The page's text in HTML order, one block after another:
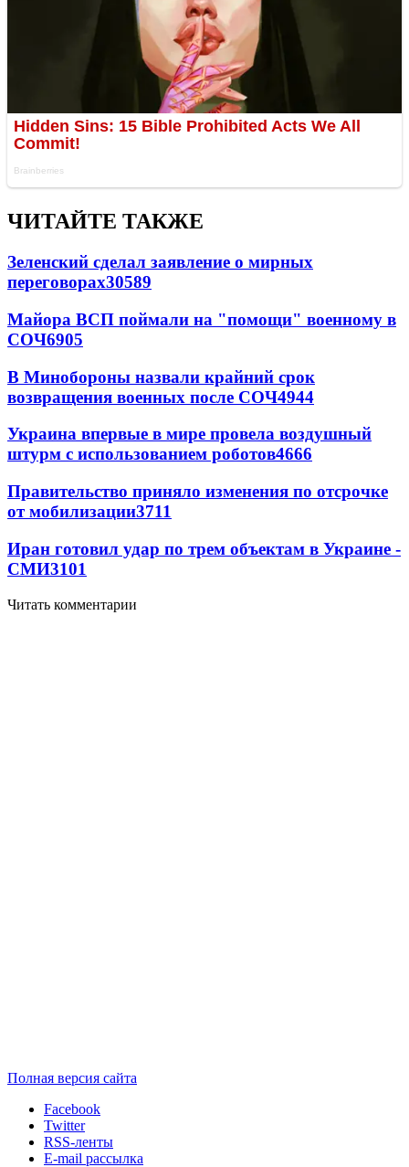
ЧИТАЙТЕ ТАКЖЕ
Зеленский сделал заявление о мирных
переговорах30589
Майора ВСП поймали на "помощи" военному в
СОЧ6905
В Минобороны назвали крайний срок
возвращения военных после СОЧ4944
Украина впервые в мире провела воздушный
штурм с использованием роботов4666
Правительство приняло изменения по отсрочке
от мобилизации3711
Иран готовил удар по трем объектам в Украине -
СМИ3101
Читать комментарии
Полная версия сайта
Facebook
Twitter
RSS-ленты
E-mail рассылка